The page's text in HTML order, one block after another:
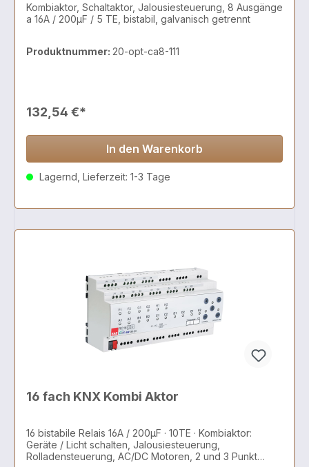
Kombiaktor, Schaltaktor, Jalousiesteuerung, 8 Ausgänge
a 16A / 200µF / 5 TE, bistabil, galvanisch getrennt
Produktnummer: 20-opt-ca8-111
132,54 €*
In den Warenkorb
Lagernd, Lieferzeit: 1-3 Tage
16 fach KNX Kombi Aktor
16 bistabile Relais 16A / 200µF · 10TE · Kombiaktor:
Geräte / Licht schalten, Jalousiesteuerung,
Rolladensteuerung, AC/DC Motoren, 2 und 3 Punkt